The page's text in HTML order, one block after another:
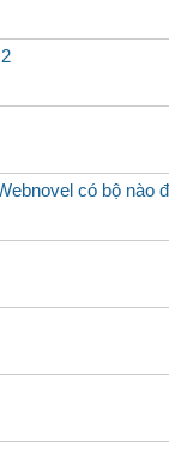
có bộ nào